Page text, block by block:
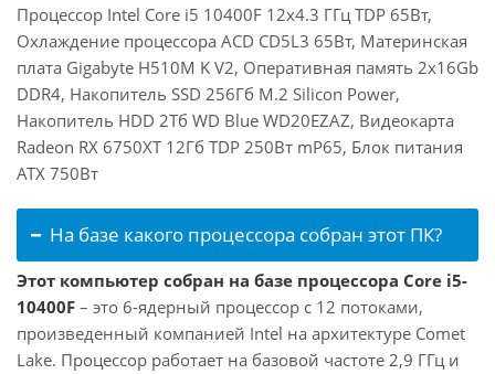
Процессор Intel Core i5 10400F 12x4.3 ГГц TDP 65Вт,
Охлаждение процессора ACD CD5L3 65Вт, Материнская
плата Gigabyte H510M K V2, Оперативная память 2x16Gb
DDR4, Накопитель SSD 256Гб M.2 Silicon Power,
Накопитель HDD 2Тб WD Blue WD20EZAZ, Видеокарта
Radeon RX 6750XT 12Гб TDP 250Вт mP65, Блок питания
ATX 750Вт
На базе какого процессора собран этот ПК?
Этот компьютер собран на базе процессора Core i5-
10400F – это 6-ядерный процессор с 12 потоками,
произведенный компанией Intel на архитектуре Comet
Lake. Процессор работает на базовой частоте 2,9 ГГц и